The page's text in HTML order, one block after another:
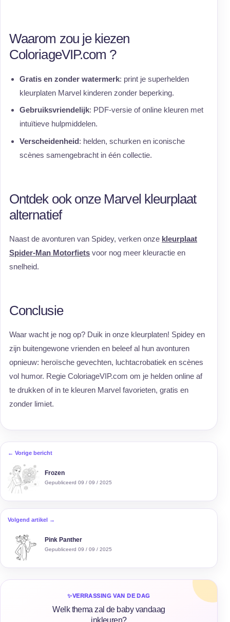
Waarom zou je kiezen
ColoriageVIP.com ?
Gratis en zonder watermerk: print je superhelden
kleurplaten Marvel kinderen zonder beperking.
Gebruiksvriendelijk: PDF-versie of online kleuren met
intuïtieve hulpmiddelen.
Verscheidenheid: helden, schurken en iconische
scènes samengebracht in één collectie.
Ontdek ook onze Marvel kleurplaat
alternatief
Naast de avonturen van Spidey, verken onze kleurplaat
Spider-Man Motorfiets voor nog meer kleuractie en
snelheid.
Conclusie
Waar wacht je nog op? Duik in onze kleurplaten! Spidey en
zijn buitengewone vrienden en beleef al hun avonturen
opnieuw: heroïsche gevechten, luchtacrobatiek en scènes
vol humor. Regie ColoriageVIP.com om je helden online af
te drukken of in te kleuren Marvel favorieten, gratis en
zonder limiet.
← Vorige bericht
Frozen
Gepubliceerd 09 / 09 / 2025
Volgend artikel →
Pink Panther
Gepubliceerd 09 / 09 / 2025
✨VERRASSING VAN DE DAG
Welk thema zal de baby vandaag